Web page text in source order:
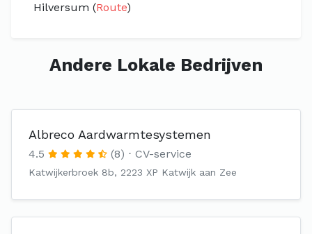
Hilversum (Route)
Andere Lokale Bedrijven
Albreco Aardwarmtesystemen
4.5 (8) CV-service
Katwijkerbroek 8b, 2223 XP Katwijk aan Zee